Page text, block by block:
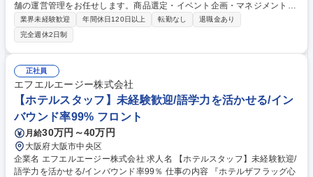
舗の運営管理をお任せします。商品選定・イベント企画・マネジメント
等、業務は多岐にわたりますので裁量権を持ちながらキャリアを積むこと
が叶います。変更の範囲:当社業務全般 【業務詳細】・カプセルトイの商
品選定（仕入れた商品の中から、自店舗の客層や売上を踏まえて、追加発
注を行います） ・イベント企画（季節、周年など）・商品の在庫管理・金
銭管理（両替機の釣銭準備）・収益管理・人員管理（アルバイト社員の勤
怠管理・育成、採用面接）・商品配置の検討（自店舗の客層や商品の売れ
行きを踏まえて、適切な商品配置を行います）など 募集職種 【大阪・奈
良/店舗SV】未経験歓迎/年休123日/「#C-pla」カプセルトイ
業界未経験歓迎 年間休日120日以上 転勤なし
退職金あり
完全週休2日制
正社員
エフエルエージー株式会社
【ホテルスタッフ】未経験歓迎/語学力を活かせる/イン
バウンド率99% フロント
月給30万円～40万円
大阪府大阪市中央区
企業名 エフエルエージー株式会社 求人名 【ホテルスタッフ】未経験歓迎/
語学力を活かせる/インバウンド率99％ 仕事の内容 『ホテルザフラッグ心